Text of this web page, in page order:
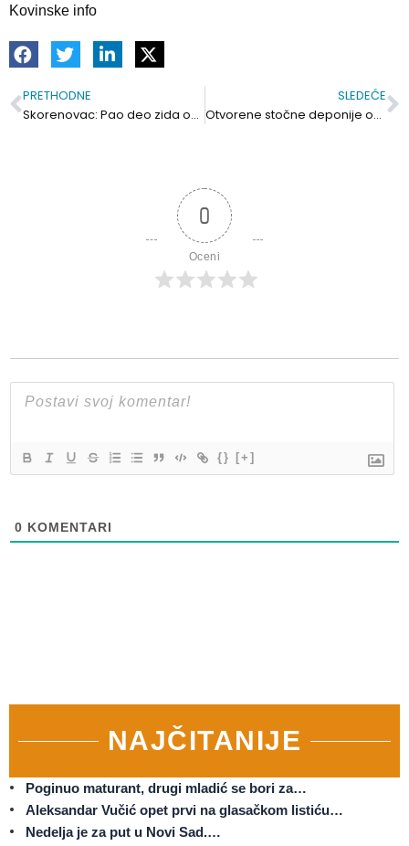
Kovinske info
Prev
PRETHODNE
Skorenovac: Pao deo zida od stiropora, sve odmah sanirano
SLEDEĆE
Otvorene stočne deponije opasne po okolinu
0
Oceni
{} [+]
0 KOMENTARI
NAJČITANIJE
Poginuo maturant, drugi mladić se bori za…
Aleksandar Vučić opet prvi na glasačkom listiću…
Nedelja je za put u Novi Sad.…